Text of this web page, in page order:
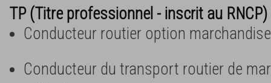
TP (Titre professionnel - inscrit au RNCP)
Conducteur routier option
Conducteur du transport routier de